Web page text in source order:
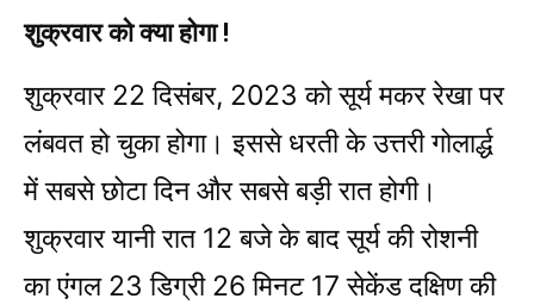
शुक्रवार को क्या होगा !
शुक्रवार 22 दिसंबर, 2023 को सूर्य मकर रेखा पर
लंबवत हो चुका होगा। इससे धरती के उत्तरी गोलार्द्ध
में सबसे छोटा दिन और सबसे बड़ी रात होगी।
शुक्रवार यानी रात 12 बजे के बाद सूर्य की रोशनी
का एंगल 23 डिग्री 26 मिनट 17 सेकेंड दक्षिण की